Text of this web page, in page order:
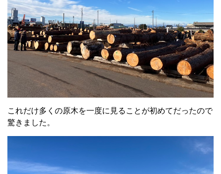
これだけ多くの原木を一度に見ることが初めてだったので
驚きました。